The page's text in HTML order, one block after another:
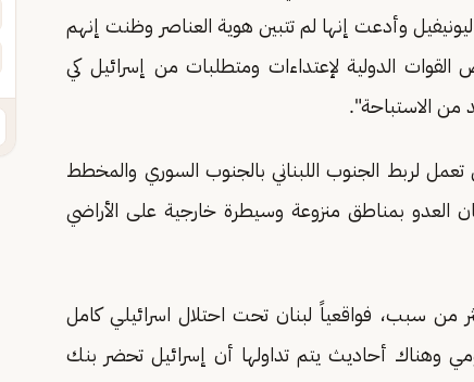
اليونيفيل وأدعت إنها لم تتبين هوية العناصر وظنت إنهم
الدولية لإعتداءات ومتطلبات من إسرائيل كي
من الاستباحة".
تعمل لربط الجنوب اللبناني بالجنوب السوري والمخطط
العدو بمناطق منزوعة وسيطرة خارجية على الأراضي
من سبب، فواقعياً لبنان تحت احتلال اسرائيلي كامل
وهناك أحاديث يتم تداولها أن إسرائيل تحضر بنك